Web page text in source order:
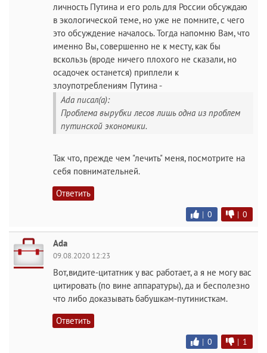
личность Путина и его роль для России обсуждаю
в экологической теме, но уже не помните, с чего
это обсуждение началось. Тогда напомню Вам, что
именно Вы, совершенно не к месту, как бы
вскользь (вроде ничего плохого не сказали, но
осадочек останется) приплели к
злоупотреблениям Путина -
Ada писал(а):
Проблема вырубки лесов лишь одна из проблем
путинской экономики.
Так что, прежде чем "лечить" меня, посмотрите на
себя повнимательней.
Ответить
| 0 | 0
Ada
09.08.2020 12:23
Вот,видите-цитатник у вас работает, а я не могу вас
цитировать (по вине аппаратуры), да и бесполезно
что либо доказывать бабушкам-путинисткам.
Ответить
| 0 | 1